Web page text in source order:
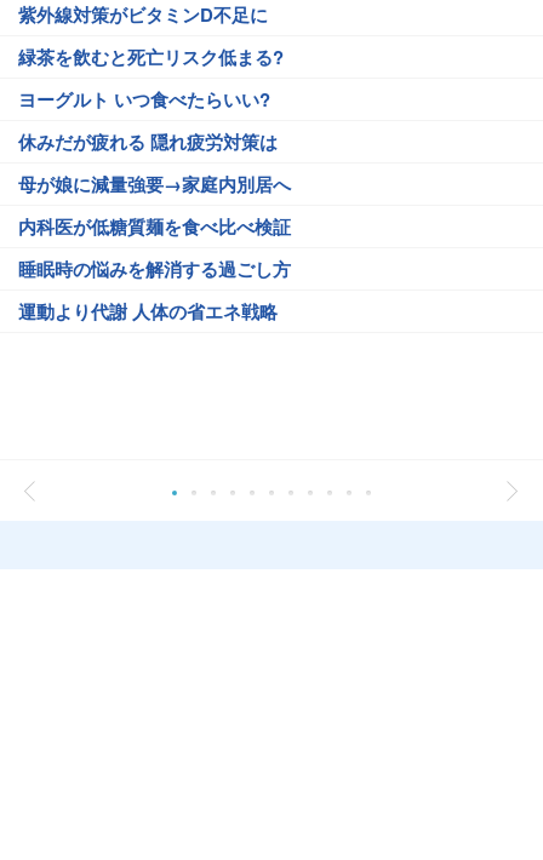
紫外線対策がビタミンD不足に
緑茶を飲むと死亡リスク低まる?
ヨーグルト いつ食べたらいい?
休みだが疲れる 隠れ疲労対策は
母が娘に減量強要→家庭内別居へ
内科医が低糖質麺を食べ比べ検証
睡眠時の悩みを解消する過ごし方
運動より代謝 人体の省エネ戦略